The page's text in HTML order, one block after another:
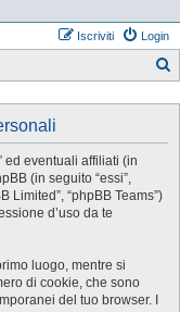
Login
Iscriviti
ed eventuali affiliati (in
(in seguito “essi”,
Limited”, “phpBB Teams”)
d’uso da te
luogo, mentre si
di cookie, che sono
del tuo browser. I